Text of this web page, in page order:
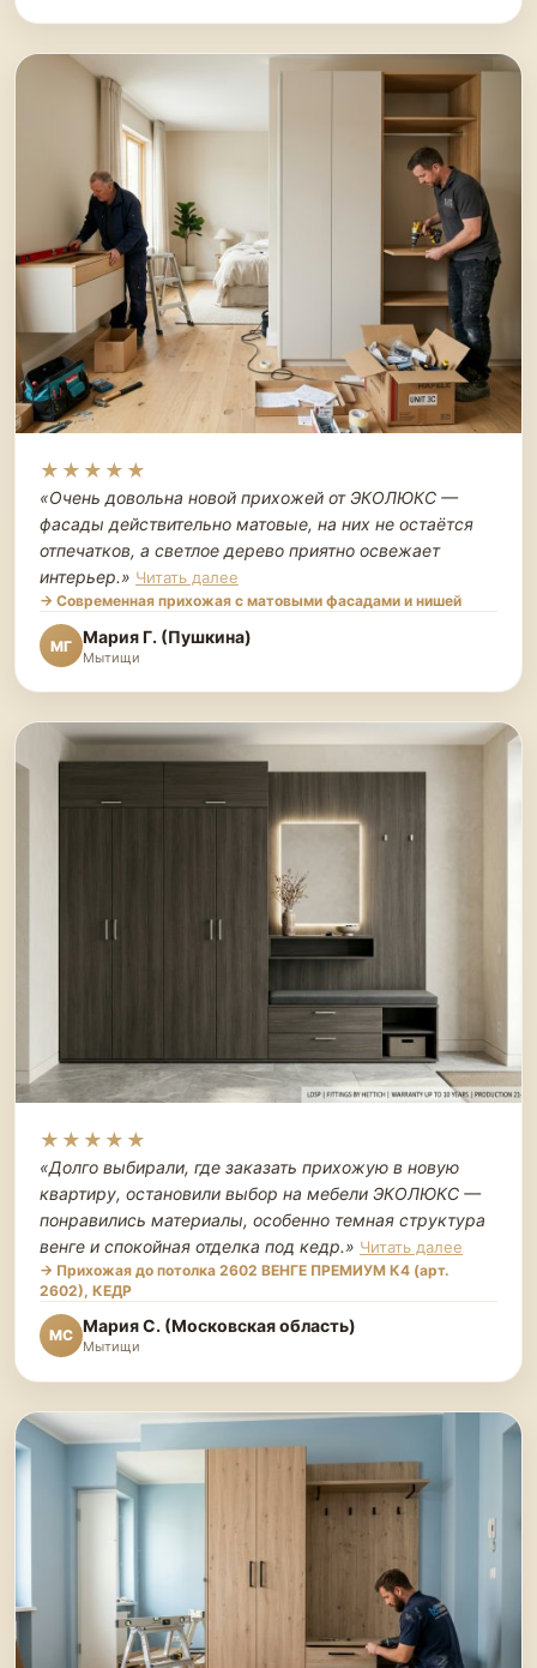
★★★★★
«Очень довольна новой прихожей от ЭКОЛЮКС —
фасады действительно матовые, на них не остаётся
отпечатков, а светлое дерево приятно освежает
интерьер.» Читать далее
→ Современная прихожая с матовыми фасадами и нишей
МГ Мария Г. (Пушкина)
Мытищи
★★★★★
«Долго выбирали, где заказать прихожую в новую
квартиру, остановили выбор на мебели ЭКОЛЮКС —
понравились материалы, особенно темная структура
венге и спокойная отделка под кедр.» Читать далее
→ Прихожая до потолка 2602 ВЕНГЕ ПРЕМИУМ К4 (арт.
2602), КЕДР
МС Мария С. (Московская область)
Мытищи